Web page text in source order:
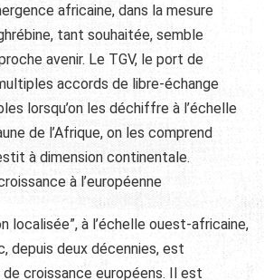
africaine, dans la mesure
tant souhaitée, semble
avenir. Le TGV, le port de
accords de libre-échange
lorsqu’on les déchiffre à l’échelle
de l’Afrique, on les comprend
à dimension continentale.
à l’européenne
localisée”, à l’échelle ouest-africaine,
depuis deux décennies, est
croissance européens. Il est